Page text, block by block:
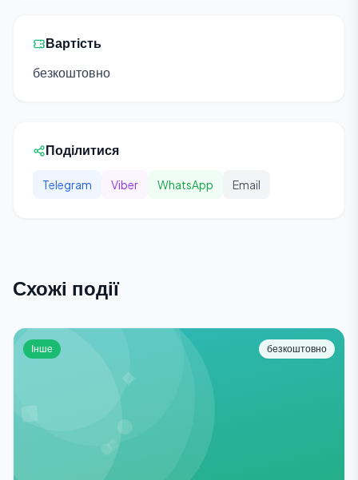
Вартість
безкоштовно
Поділитися
Telegram Viber WhatsApp Email
Схожі події
Інше безкоштовно